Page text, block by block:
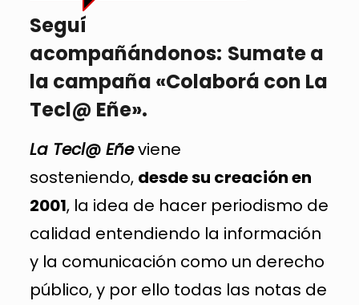
Seguí
acompañándonos: Sumate a
la campaña «Colaborá con La
Tecl@ Eñe».
La Tecl@ Eñeviene
sosteniendo, desde su creación en
2001, la idea de hacer periodismo de
calidad entendiendo la información
y la comunicación como un derecho
público, y por ello todas las notas de